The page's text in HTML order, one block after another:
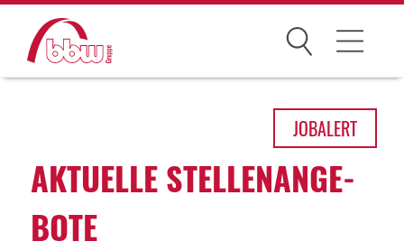
Suchen
Über uns
JOBALERT
AKTU­ELLE STEL­LEN­AN­GE­
BOTE